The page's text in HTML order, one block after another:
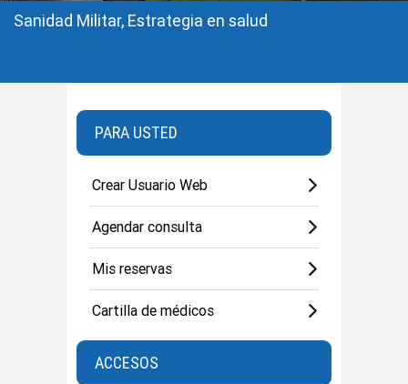
Sanidad Militar, Estrategia en salud
PARA USTED
Crear Usuario Web
Agendar consulta
Mis reservas
Cartilla de médicos
ACCESOS